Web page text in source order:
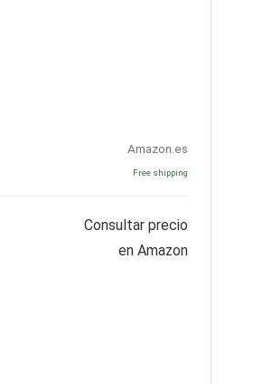
Amazon.es
Free shipping
Consultar precio
en Amazon